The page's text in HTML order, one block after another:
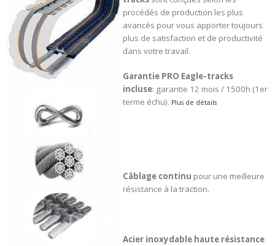
procédés de production les plus
avancés pour vous apporter toujours
plus de satisfaction et de productivité
dans votre travail.
Garantie PRO Eagle-tracks
incluse: garantie 12 mois / 1500h (1er
terme échu). Plus de détails
Câblage continu pour une meilleure
résistance à la traction.
Acier inoxydable haute résistance